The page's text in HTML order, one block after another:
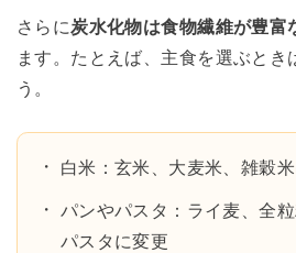
さらに炭水化物は食物繊維が豊富
ます。たとえば、主食を選ぶとき
う。
白米：玄米、大麦米、雑穀
パンやパスタ：ライ麦、全
パスタに変更